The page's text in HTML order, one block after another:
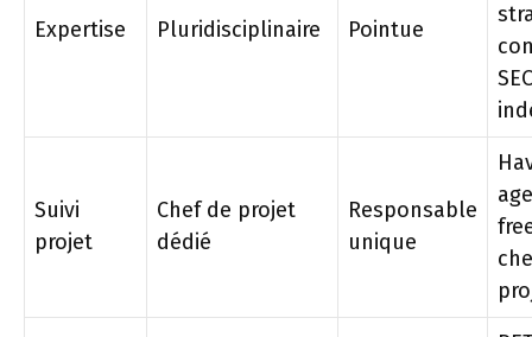
Expertise Pluridisciplinaire Pointue
Suivi
projet
Chef de projet
dédié
Responsable
unique